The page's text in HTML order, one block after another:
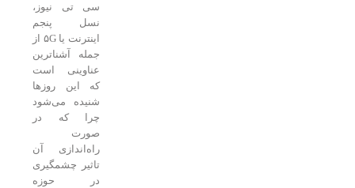
سی تی نیوز،
نسل پنجم
اینترنت یا ۵G از
جمله آشناترین
عناوینی است
که این روزها
شنیده می‌شود
چرا که در
راه‌اندازی آن
تاثیر چشمگیری
در حوزه